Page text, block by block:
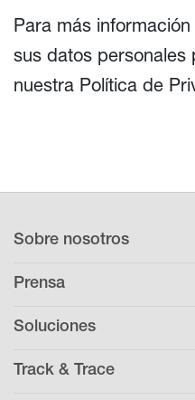
Para más
sus datos personales
nuestra Política de
Sobre nosotros
Prensa
Soluciones
Track & Trace